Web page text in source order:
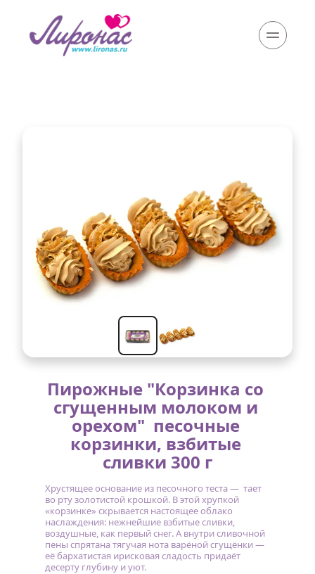
Пирожные "Корзинка со
сгущенным молоком и
орехом"  песочные
корзинки, взбитые
сливки 300 г
Хрустящее основание из песочного теста —  тает
во рту золотистой крошкой. В этой хрупкой
«корзинке» скрывается настоящее облако
наслаждения: нежнейшие взбитые сливки,
воздушные, как первый снег. А внутри сливочной
пены спрятана тягучая нота варёной сгущёнки —
её бархатистая ирисковая сладость придаёт
десерту глубину и уют.